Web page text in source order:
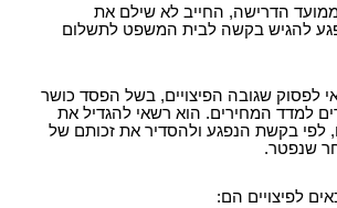
תוך 60 יום ממועד הדרישה, החייב לא שילם את
להגיש בקשה לבית המשפט לתשלום
לפסוק שגובה הפיצויים, בשל הפסד כושר
למדד המחירים. הוא רשאי להגדיל את
לפי בקשת הנפגע ולהסדיר את זכותם של
שנפטר.